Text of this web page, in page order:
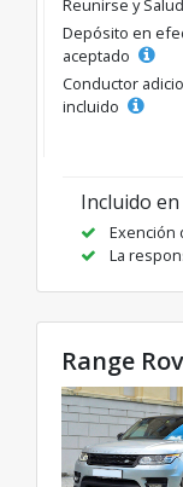
Reunirse y
Depósito en
aceptado
Conductor
incluido
Incluido
Exención
La
Range